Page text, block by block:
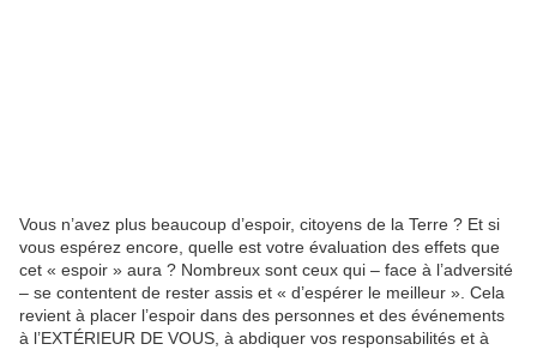
Vous n’avez plus beaucoup d’espoir, citoyens de la Terre ? Et si
vous espérez encore, quelle est votre évaluation des effets que
cet « espoir » aura ? Nombreux sont ceux qui – face à l’adversité
– se contentent de rester assis et « d’espérer le meilleur ». Cela
revient à placer l’espoir dans des personnes et des événements
à l’EXTÉRIEUR DE VOUS, à abdiquer vos responsabilités et à